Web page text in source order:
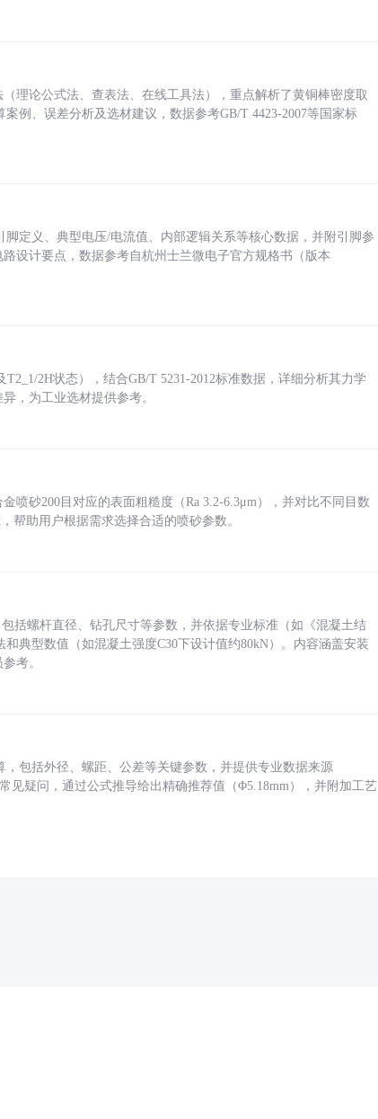
理论公式法、查表法、在线工具法），重点解析了黄铜棒密度取
例、误差分析及选材建议，数据参考GB/T 4423-2007等国家标
定义、典型电压/电流值、内部逻辑关系等核心数据，并附引脚参
设计要点，数据参考自杭州士兰微电子官方规格书（版本
2H状态），结合GB/T 5231-2012标准数据，详细分析其力学
，为工业选材提供参考。
喷砂200目对应的表面粗糙度（Ra 3.2-6.3μm），并对比不同目数
帮助用户根据需求选择合适的喷砂参数。
括螺杆直径、钻孔尺寸等参数，并依据专业标准（如《混凝土结
典型数值（如混凝土强度C30下设计值约80kN）。内容涵盖安装
考。
包括外径、螺距、公差等关键参数，并提供专业数据来源
见疑问，通过公式推导给出精确推荐值（Φ5.18mm），并附加工艺